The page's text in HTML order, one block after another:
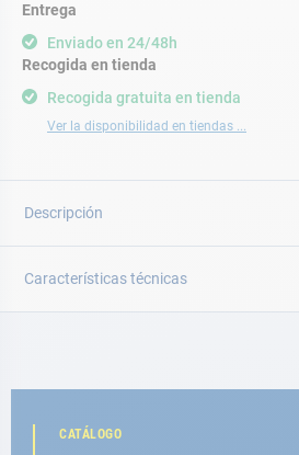
Entrega
Enviado en 24/48h
Recogida gratuita en tienda
Ver la disponibilidad en tiendas ...
Recogida en tienda
Descripción
Características técnicas
CATÁLOGO